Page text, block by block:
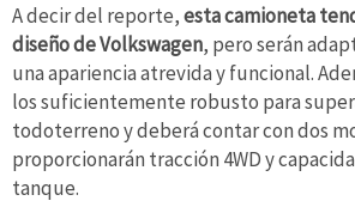
A decir del reporte,esta camioneta
diseño de Volkswagen, pero serán
una apariencia atrevida y funcional.
los suficientemente robusto para
todoterreno y deberá contar con dos
proporcionarán tracción 4WD y
tanque.